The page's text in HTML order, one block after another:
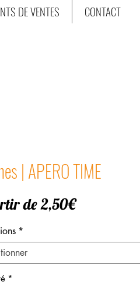
DE VENTES CONTACT
| APERO TIME
de2,50€Prix
*
*